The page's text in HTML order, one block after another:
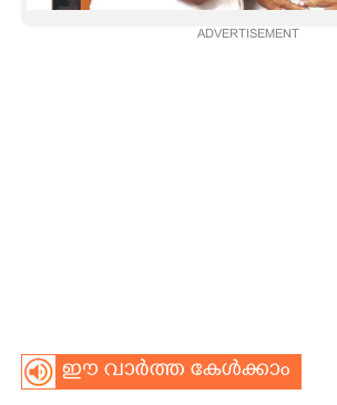
ASTRO
ADVERTISEMENT
ഈ വാർത്ത കേൾക്കാം